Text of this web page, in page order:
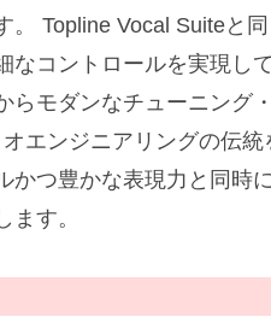
。 Topline Vocal Suiteと
コントロールを実現して
らモダンなチューニング
エンジニアリングの伝
かつ豊かな表現力と同時
す。